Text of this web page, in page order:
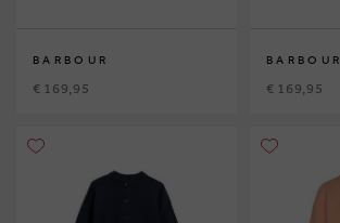
BARBOUR
€ 169,95
BARBOUR
€ 169,95